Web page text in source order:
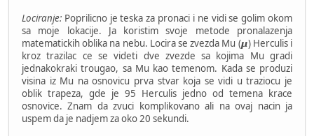
Lociranje: Poprilicno je teska za pronaci i ne vidi se golim okom
sa moje lokacije. Ja koristim svoje metode pronalazenja
matematickih oblika na nebu. Locira se zvezda Mu (𝞵) Herculis i
kroz trazilac ce se videti dve zvezde sa kojima Mu gradi
jednakokraki trougao, sa Mu kao temenom. Kada se produzi
visina iz Mu na osnovicu prva stvar koja se vidi u traziocu je
oblik trapeza, gde je 95 Herculis jedno od temena krace
osnovice. Znam da zvuci komplikovano ali na ovaj nacin ja
uspem da je nadjem za oko 20 sekundi.